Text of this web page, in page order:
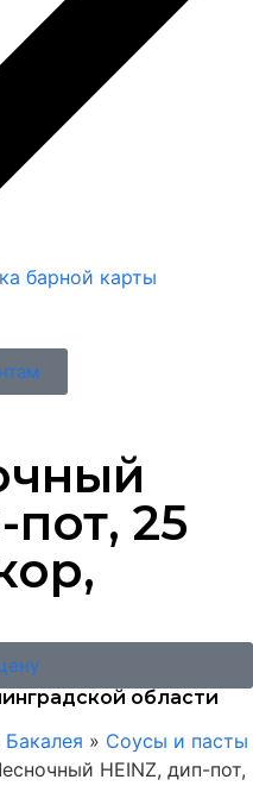
барной карты
25
области
Бакалея » Соусы и пасты
HEINZ, дип-пот,